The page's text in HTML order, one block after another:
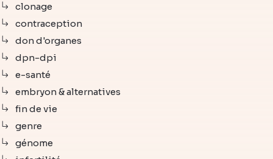
clonage
contraception
don d'organes
dpn-dpi
e-santé
embryon & alternatives
fin de vie
genre
génome